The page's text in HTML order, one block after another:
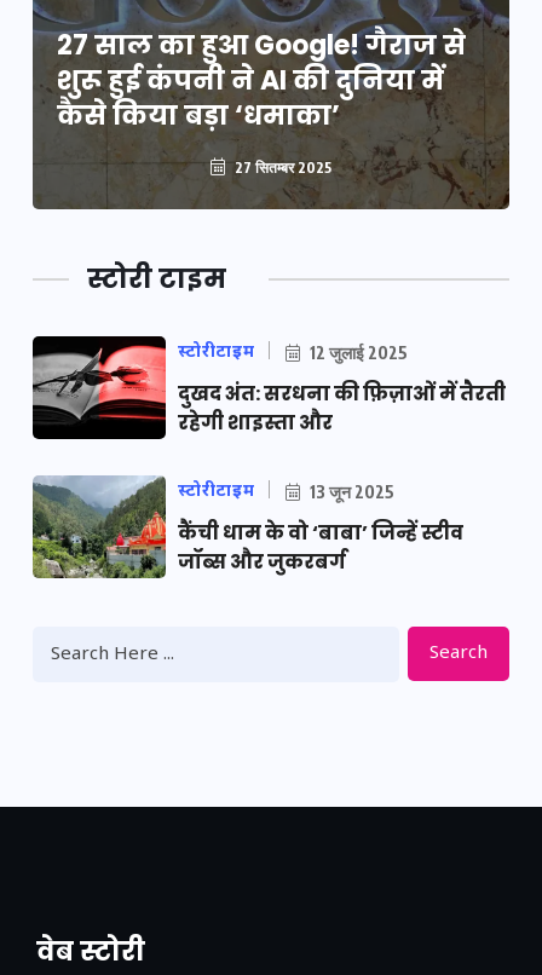
27 साल का हुआ Google! गैराज से
शुरू हुई कंपनी ने AI की दुनिया में
कैसे किया बड़ा ‘धमाका’
27 सितम्बर 2025
स्टोरी टाइम
स्टोरीटाइम 12 जुलाई 2025
दुखद अंत: सरधना की फ़िज़ाओं में तैरती
रहेगी शाइस्ता और
स्टोरीटाइम 13 जून 2025
कैंची धाम के वो ‘बाबा’ जिन्हें स्टीव
जॉब्स और जुकरबर्ग
Search
वेब स्टोरी
नया एक्सप्रेसवे: पूर्वांचल का लक, डेवलपमेंट का